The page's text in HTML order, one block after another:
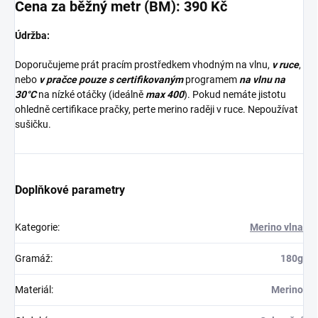
Cena za běžný metr (BM): 390 Kč
Údržba:
Doporučujeme prát pracím prostředkem vhodným na vlnu, v ruce,
nebo v pračce pouze s certifikovanýmprogramem na vlnu na
30°Cna nízké otáčky (ideálně max 400). Pokud nemáte jistotu
ohledně certifikace pračky, perte merino raději v ruce. Nepoužívat
sušičku.
Doplňkové parametry
Kategorie: Merino vlna
Gramáž: 180g
Materiál : Merino